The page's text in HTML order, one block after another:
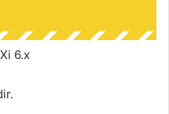
6.x